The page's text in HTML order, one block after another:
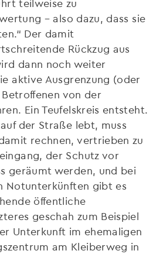
teilweise zu
– also dazu, dass sie
Der damit
Rückzug aus
dann noch weiter
aktive Ausgrenzung (oder
von der
Ein Teufelskreis entsteht.
der Straße lebt, muss
rechnen, vertrieben zu
der Schutz vor
geräumt werden, und bei
Notunterkünften gibt es
öffentliche
geschah zum Beispiel
Unterkunft im ehemaligen
am Kleiberweg in